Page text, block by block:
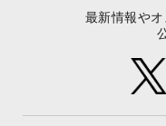
最新情報やオ